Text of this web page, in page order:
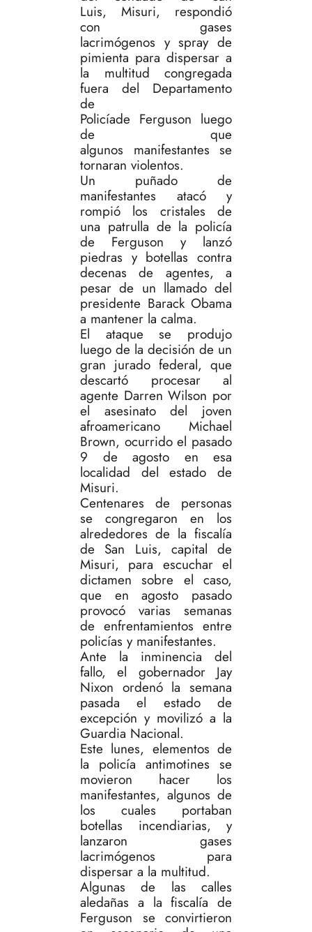
Luis, Misuri, respondió
con gases
lacrimógenos y spray de
pimienta para dispersar a
la multitud congregada
fuera del Departamento
de
Policíade Ferguson luego
de que
algunos manifestantes se
tornaran violentos.
Un puñado de
manifestantes atacó y
rompió los cristales de
una patrulla de la policía
de Ferguson y lanzó
piedras y botellas contra
decenas de agentes, a
pesar de un llamado del
presidente Barack Obama
a mantener la calma.
El ataque se produjo
luego de la decisión de un
gran jurado federal, que
descartó procesar al
agente Darren Wilson por
el asesinato del joven
afroamericano Michael
Brown, ocurrido el pasado
9 de agosto en esa
localidad del estado de
Misuri.
Centenares de personas
se congregaron en los
alrededores de la fiscalía
de San Luis, capital de
Misuri, para escuchar el
dictamen sobre el caso,
que en agosto pasado
provocó varias semanas
de enfrentamientos entre
policías y manifestantes.
Ante la inminencia del
fallo, el gobernador Jay
Nixon ordenó la semana
pasada el estado de
excepción y movilizó a la
Guardia Nacional.
Este lunes, elementos de
la policía antimotines se
movieron hacer los
manifestantes, algunos de
los cuales portaban
botellas incendiarias, y
lanzaron gases
lacrimógenos para
dispersar a la multitud.
Algunas de las calles
aledañas a la fiscalía de
Ferguson se convirtieron